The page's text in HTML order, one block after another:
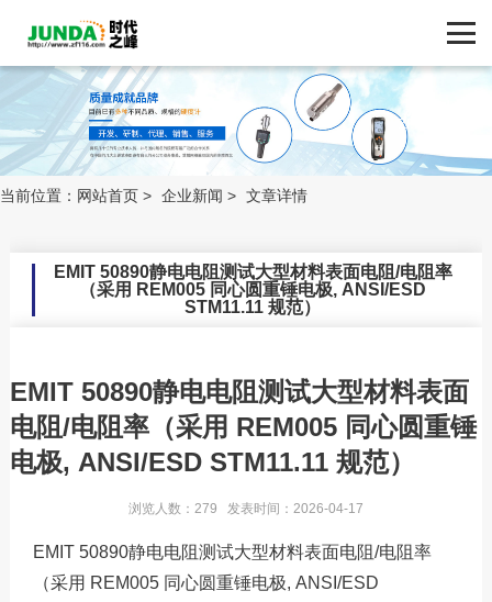
品牌中心
技术支持
联系我们
联系邮箱：liu56817@126.com
ZF116.COM
当前位置： 网站首页 > 企业新闻 > 文章详情
EMIT 50890静电电阻测试大型材料表面电阻/电阻率
（采用 REM005 同心圆重锤电极, ANSI/ESD
STM11.11 规范）
EMIT 50890静电电阻测试大型材料表面
电阻/电阻率（采用 REM005 同心圆重锤
电极, ANSI/ESD STM11.11 规范）
浏览人数：279 发表时间：2026-04-17
EMIT 50890静电电阻测试大型材料表面电阻/电阻率
（采用 REM005 同心圆重锤电极, ANSI/ESD